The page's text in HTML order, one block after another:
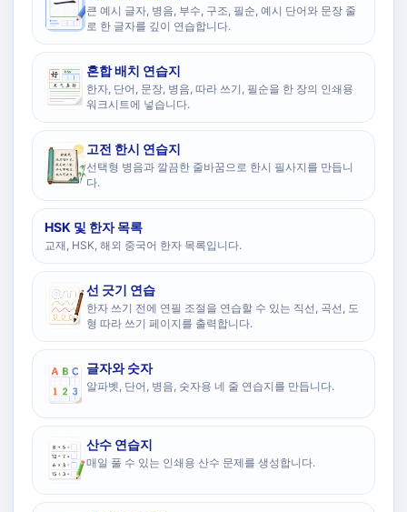
큰 예시 글자, 병음, 부수, 구조, 필순, 예시 단어와 문장 줄
로 한 글자를 깊이 연습합니다.
혼합 배치 연습지
한자, 단어, 문장, 병음, 따라 쓰기, 필순을 한 장의 인쇄용
워크시트에 넣습니다.
고전 한시 연습지
선택형 병음과 깔끔한 줄바꿈으로 한시 필사지를 만듭니
다.
HSK 및 한자 목록
교재, HSK, 해외 중국어 한자 목록입니다.
선 긋기 연습
한자 쓰기 전에 연필 조절을 연습할 수 있는 직선, 곡선, 도
형 따라 쓰기 페이지를 출력합니다.
글자와 숫자
알파벳, 단어, 병음, 숫자용 네 줄 연습지를 만듭니다.
산수 연습지
매일 풀 수 있는 인쇄용 산수 문제를 생성합니다.